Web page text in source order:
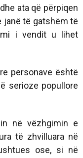
ata që përpiqen
janë të gatshëm të
i vendit u lihet
personave është
serioze popullore
në vëzhgimin e
të zhvilluara në
ose, si në